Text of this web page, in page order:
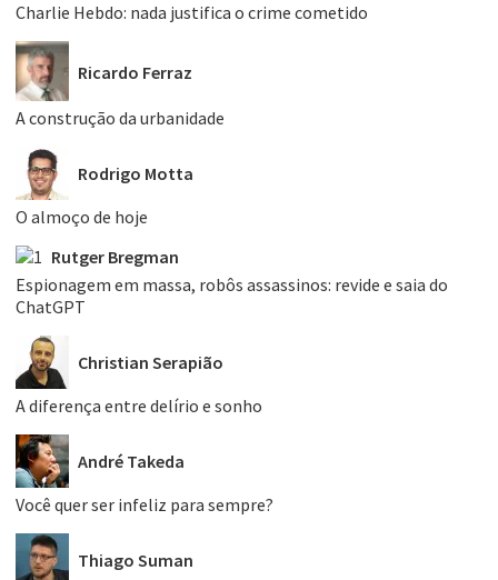
Charlie Hebdo: nada justifica o crime cometido
Ricardo Ferraz
A construção da urbanidade
Rodrigo Motta
O almoço de hoje
Rutger Bregman
Espionagem em massa, robôs assassinos: revide e saia do
ChatGPT
Christian Serapião
A diferença entre delírio e sonho
André Takeda
Você quer ser infeliz para sempre?
Thiago Suman